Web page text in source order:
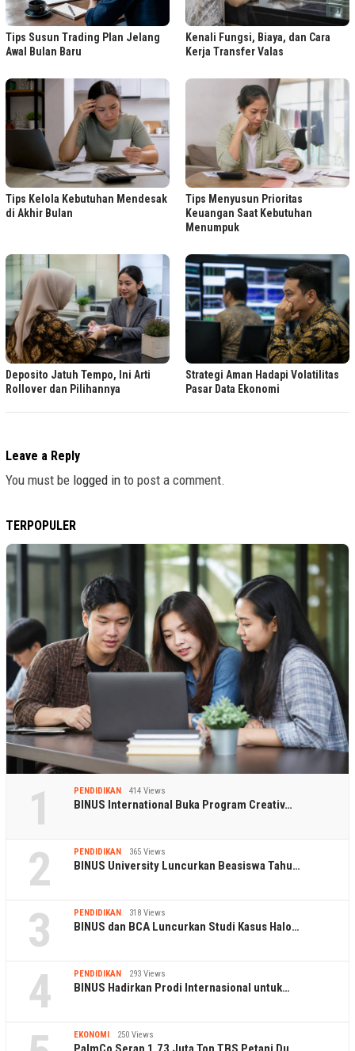
Tips Susun Trading Plan Jelang
Awal Bulan Baru
Kenali Fungsi, Biaya, dan Cara
Kerja Transfer Valas
Tips Kelola Kebutuhan Mendesak
di Akhir Bulan
Tips Menyusun Prioritas
Keuangan Saat Kebutuhan
Menumpuk
Deposito Jatuh Tempo, Ini Arti
Rollover dan Pilihannya
Strategi Aman Hadapi Volatilitas
Pasar Data Ekonomi
Leave a Reply
You must be logged in to post a comment.
TERPOPULER
1 PENDIDIKAN 414 Views
BINUS International Buka Program Creativ…
2 PENDIDIKAN 365 Views
BINUS University Luncurkan Beasiswa Tahu…
3 PENDIDIKAN 318 Views
BINUS dan BCA Luncurkan Studi Kasus Halo…
4 PENDIDIKAN 293 Views
BINUS Hadirkan Prodi Internasional untuk…
EKONOMI 250 Views